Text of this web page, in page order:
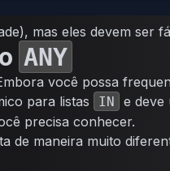
mas eles devem ser
ANY
você possa
para listas
IN
e
precisa conhecer.
de maneira muito